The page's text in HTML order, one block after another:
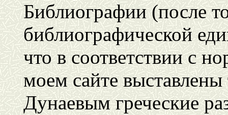
Библиографии (после
библиографической
что в соответствии с
моем сайте
Дунаевым греческие